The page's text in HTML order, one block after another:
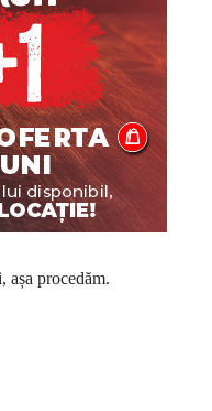
așa procedăm.